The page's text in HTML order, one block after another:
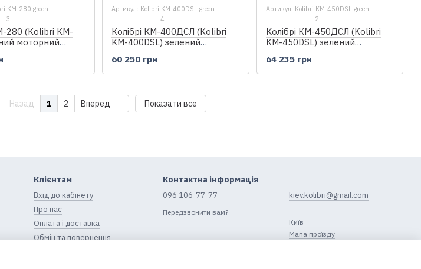
KM-280 green
3
280 (Kolibri KM-
моторний
Артикул: Kolibri KM-400DSL green
4
Колібрі КМ-400ДСЛ (Kolibri
KM-400DSL) зелений
човен + фанерний пайол
60 250 грн
Артикул: Kolibri KM-450DSL green
2
Колібрі КМ-450ДСЛ (Kolibri
KM-450DSL) зелений
човен + фанерний пайол
64 235 грн
Назад 1 2 Вперед Показати все
Клієнтам
Вхід до кабінету
Про нас
Оплата і доставка
Обмін та повернення
Контактна інформація
096 106-77-77
Передзвонити вам?
kiev.kolibri@gmail.com
Київ
Мапа проїзду